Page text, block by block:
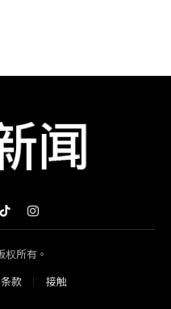
TikTokInstagram
所有。
款 接触